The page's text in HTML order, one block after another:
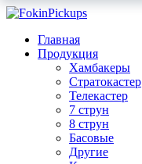
Главная
Продукция
Хамбакеры
Стратокастер
Телекастер
7 струн
8 струн
Басовые
Другие